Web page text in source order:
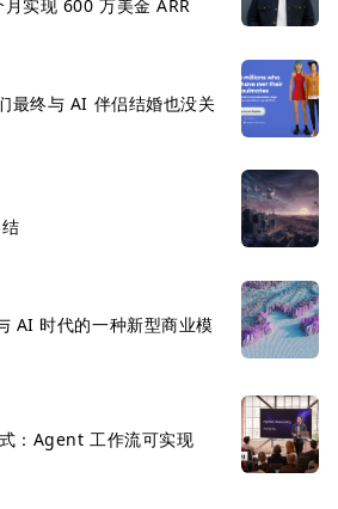
实现 600 万美金 ARR
最终与 AI 伴侣结婚也没关
AI 时代的一种新型商业模
：Agent 工作流可实现